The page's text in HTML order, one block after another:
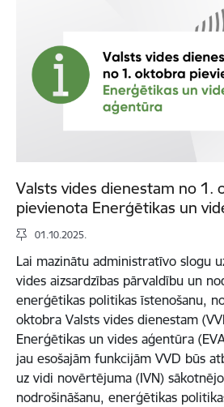
Valsts vides dienestam no 1.
pievienota Enerģētikas un
01.10.2025.
Lai mazinātu administratīvo slogu
vides aizsardzības pārvaldību un
enerģētikas politikas īstenošanu,
oktobra Valsts vides dienestam
Enerģētikas un vides aģentūra
jau esošajām funkcijām VVD būs
uz vidi novērtējuma (IVN)
nodrošināšanu, enerģētikas